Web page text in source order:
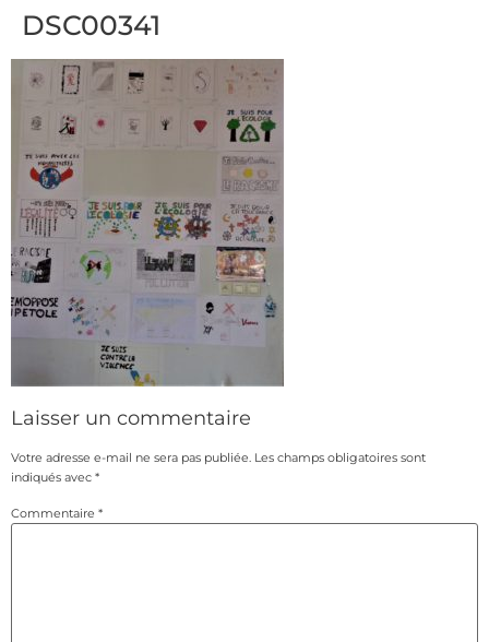
DSC00341
Laisser un commentaire
Votre adresse e-mail ne sera pas publiée. Les champs obligatoires sont
indiqués avec *
Commentaire *